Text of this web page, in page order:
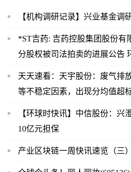
【机构调研记录】兴业基金调
*ST吉药: 吉药控股集团股份有
分股权被司法拍卖的进展公告
天天速看：天宇股份：废气排
等不稳定因素，出现分均值超
【环球时快讯】中信股份：兴
10亿元担保
产业区块链一周快讯速览（三）